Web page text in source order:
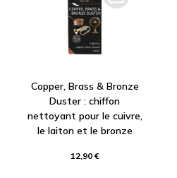
Copper, Brass & Bronze
Duster : chiffon
nettoyant pour le cuivre,
le laiton et le bronze
12,90 €